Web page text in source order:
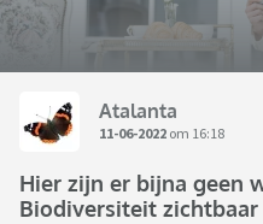
Atalanta
11-06-2022 om 16:18
Hier zijn er bijna geen
Biodiversiteit zichtbaar